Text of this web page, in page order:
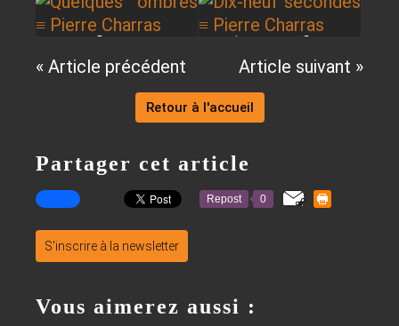
Bordaçarre
Leandro
Blacha
Quelques
ombres ≡
Dix-neuf
secondes ≡
Pierre
Charras
« Article précédent Article suivant »
Retour à l'accueil
Partager cet article
Repost 0
S'inscrire à la newsletter
Vous aimerez aussi :